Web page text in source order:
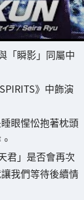
「瞬影」同屬中
》中飾演
眼惺忪抱著枕頭
君」是否會再次
我們等待後續情